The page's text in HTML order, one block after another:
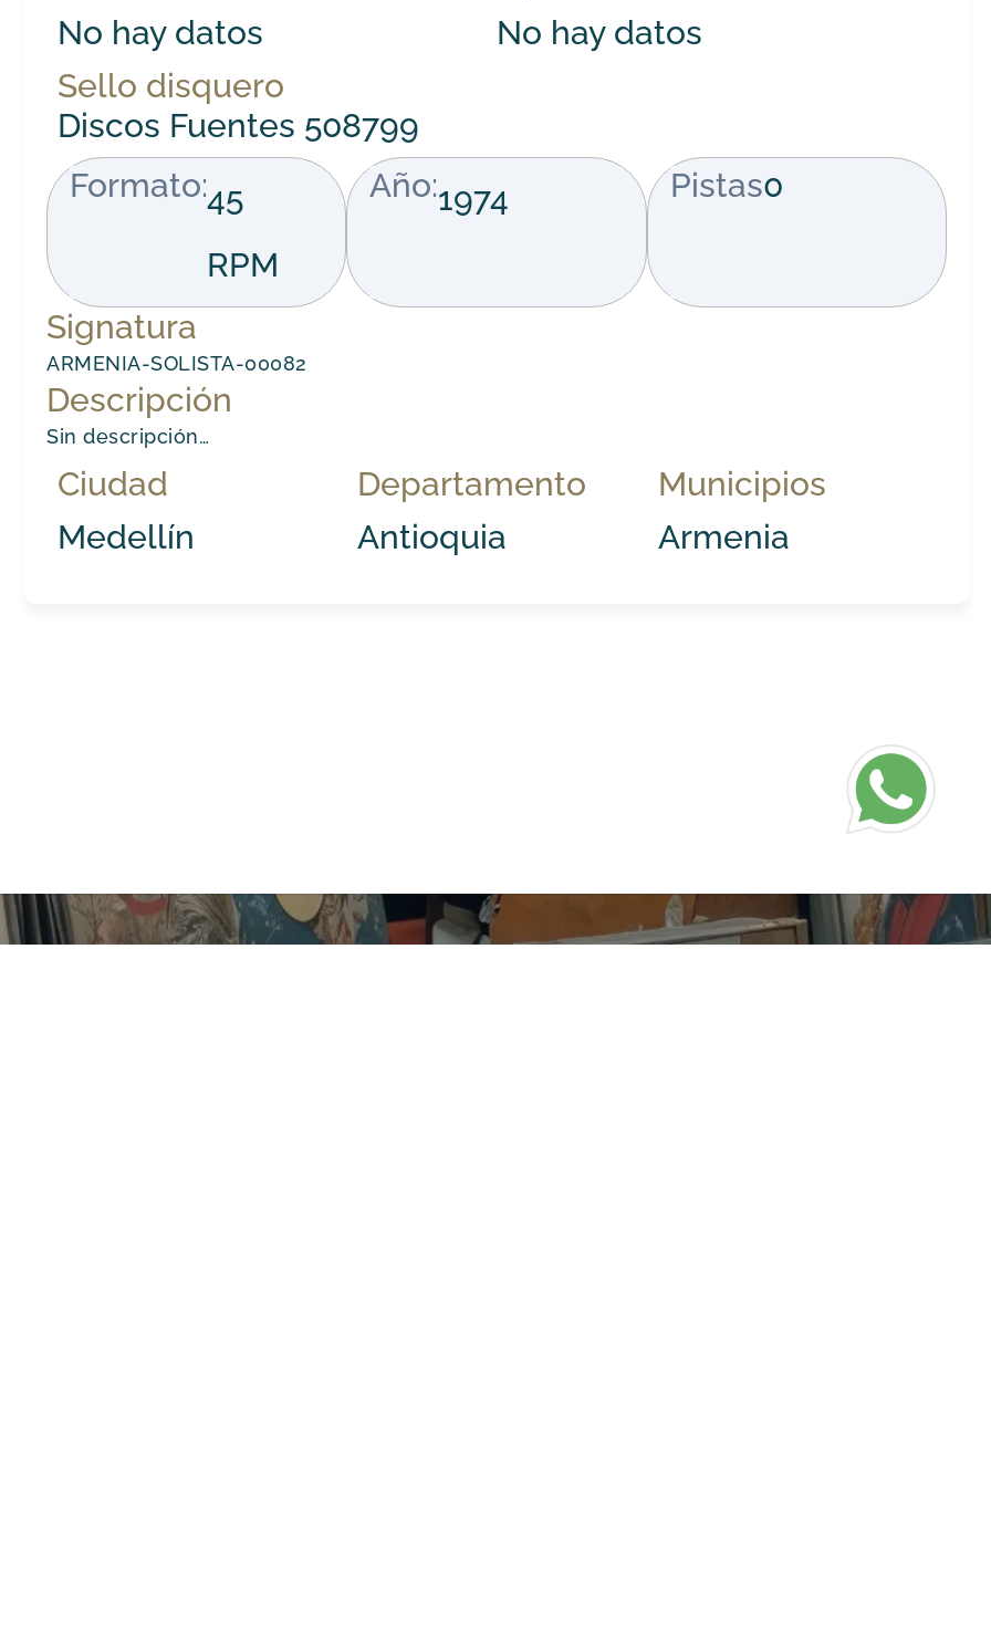
No hay datos
No hay datos
Sello disquero
Discos Fuentes 508799
Formato:45
RPM
Año:1974 Pistas0
Signatura
ARMENIA-SOLISTA-00082
Descripción
Sin descripción…
Ciudad
Medellín
Departamento
Antioquia
Municipios
Armenia